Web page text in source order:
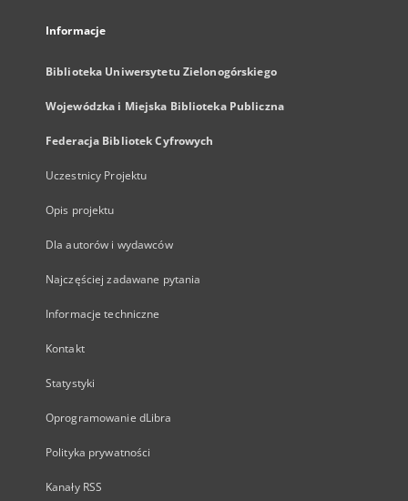
Informacje
Biblioteka Uniwersytetu Zielonogórskiego
Wojewódzka i Miejska Biblioteka Publiczna
Federacja Bibliotek Cyfrowych
Uczestnicy Projektu
Opis projektu
Dla autorów i wydawców
Najczęściej zadawane pytania
Informacje techniczne
Kontakt
Statystyki
Oprogramowanie dLibra
Polityka prywatności
Kanały RSS